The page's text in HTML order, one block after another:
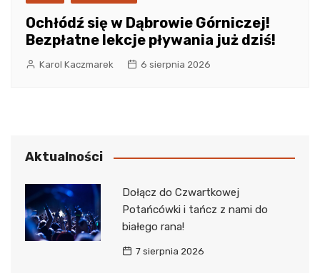
Ochłódź się w Dąbrowie Górniczej!
Bezpłatne lekcje pływania już dziś!
Karol Kaczmarek 6 sierpnia 2026
Aktualności
Dołącz do Czwartkowej
Potańcówki i tańcz z nami do
białego rana!
7 sierpnia 2026